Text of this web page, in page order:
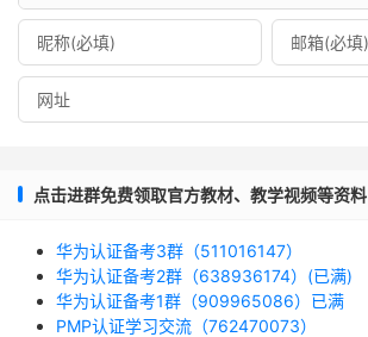
点击进群免费领取官方教材、教学视频等资料
华为认证备考3群（511016147）
华为认证备考2群（638936174）(已满)
华为认证备考1群（909965086）已满
PMP认证学习交流（762470073）